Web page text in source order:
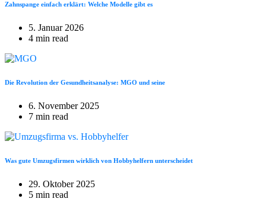
Zahnspange einfach erklärt: Welche Modelle gibt es
5. Januar 2026
4 min read
Die Revolution der Gesundheitsanalyse: MGO und seine
6. November 2025
7 min read
Was gute Umzugsfirmen wirklich von Hobbyhelfern unterscheidet
29. Oktober 2025
5 min read